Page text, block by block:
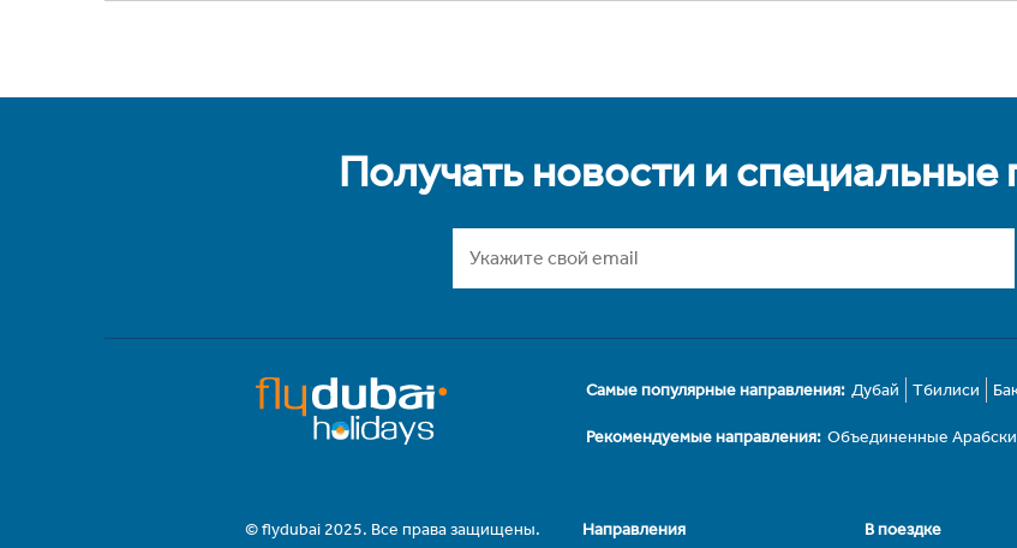
Получать новости и
Самые популярные направления: Дубай Тбилиси
Рекомендуемые направления: Объединенные
© flydubai 2025. Все права защищены.
Направления
В поездке